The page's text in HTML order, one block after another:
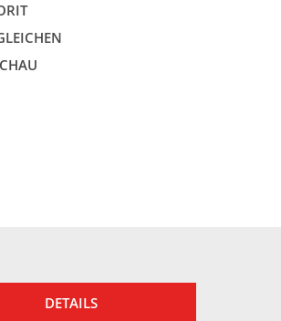
DETAILS